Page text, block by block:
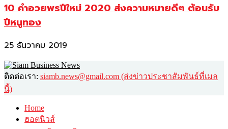
10 คำอวยพรปีใหม่ 2020 ส่งความหมายดีๆ ต้อนรับ
ปีหนูทอง
25 ธันวาคม 2019
ติดต่อเรา: siamb.news@gmail.com (ส่งข่าวประชาสัมพันธ์ที่เมล
นี้)
Home
ฮอตนิวส์